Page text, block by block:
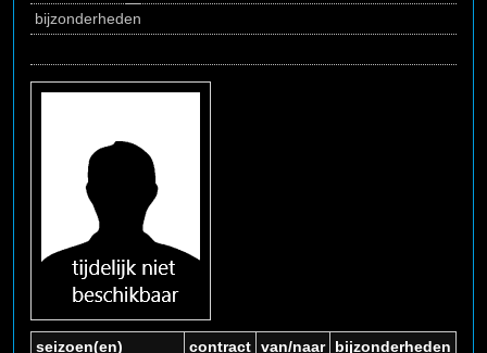
bijzonderheden
seizoen(en) contract van/naar bijzonderheden